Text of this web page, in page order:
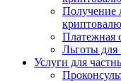
Получение
Платежная
Льготы для
Услуги для